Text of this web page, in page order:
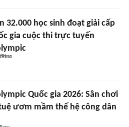
32.000 học sinh đoạt giải cấp
gia cuộc thi trực tuyến
Quốc gia 2026: Sân chơi
ươm mầm thế hệ công dân